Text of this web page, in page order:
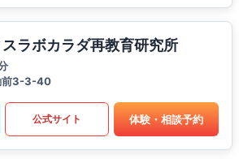
ラボカラダ再教育研究所
前3-3-40
公式サイト 体験・相談予約